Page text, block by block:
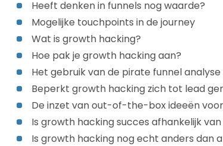
Heeft denken in funnels nog waarde?
Mogelijke touchpoints in de journey
Wat is growth hacking?
Hoe pak je growth hacking aan?
Het gebruik van de pirate funnel
Beperkt growth hacking zich tot lead
De inzet van out-of-the-box ideeën
Is growth hacking succes afhankelijk
Is growth hacking nog echt anders dan